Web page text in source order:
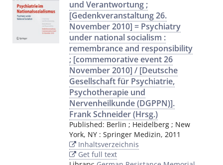
und Verantwortung ;
[Gedenkveranstaltung 26.
November 2010] = Psychiatry
under national socialism :
remembrance and responsibility
; [commemorative event 26
November 2010] / [Deutsche
Gesellschaft für Psychiatrie,
Psychotherapie und
Nervenheilkunde (DGPPN)].
Frank Schneider (Hrsg.)
Published: Berlin ; Heidelberg ; New
York, NY: Springer Medizin, 2011
Inhaltsverzeichnis
Get full text